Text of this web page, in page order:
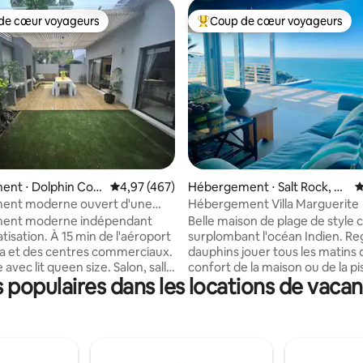
base de 231 commentaires : 4,88 sur 5
cœur voyageurs les plus appréciés
cœur voyageurs
⋅ Dolphin Coa
Évaluation moyenne sur la base de 467
4,97 (467)
moderne ouvert d'une
Salt Rock
moderne indépendant
À 15 min de l'aéroport
et des centres commerciaux.
avec lit queen size. Salon, salle
cuisine ouverts. Lave-
congélateur
Coups de cœur voyageurs les
Coup de cœur voyageurs
Hébergement ⋅ Salt Rock, D
olphin Coast
Hébergement Villa Marguerite
Belle maison de plage de style
surplombant l'océan Indien.
dauphins jouer tous les matins
confort de la maison ou de la
faites une promenade de 5
le sentier de la plage privée qui
principale avec salle de bains
dans les locations de